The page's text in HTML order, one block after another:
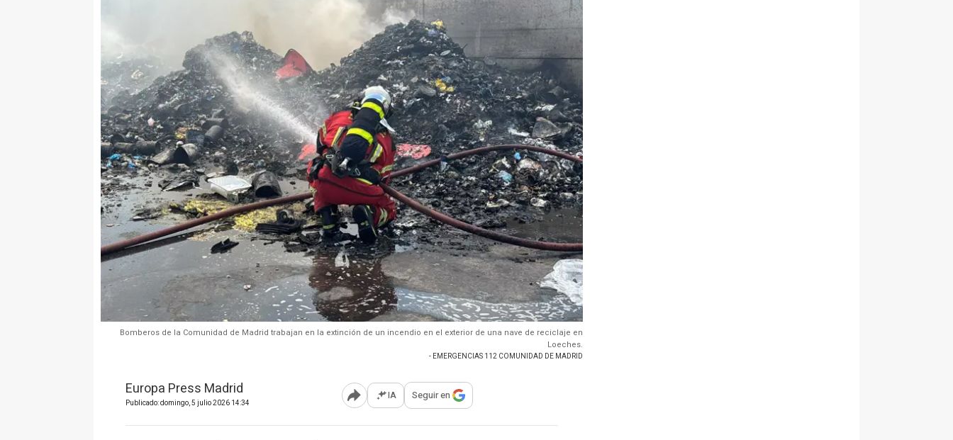
Bomberos de la Comunidad de Madrid trabajan en la extinción de un incendio en el exterior de una nave de reciclaje en
Loeches.
- EMERGENCIAS 112 COMUNIDAD DE MADRID
Europa Press Madrid
Publicado: domingo, 5 julio 2026 14:34 Abrir opciones para compartir
IA Seguir en